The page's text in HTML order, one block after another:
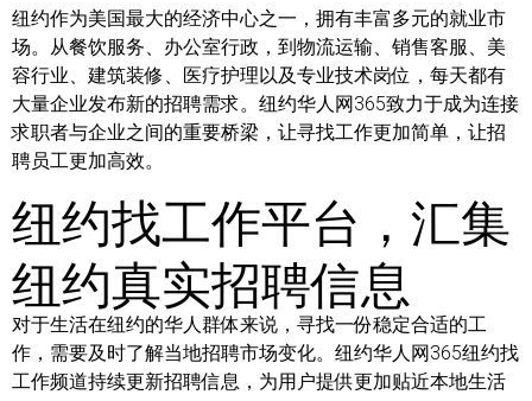
纽约作为美国最大的经济中心之一，拥有丰富多元的就业市
场。从餐饮服务、办公室行政，到物流运输、销售客服、美
容行业、建筑装修、医疗护理以及专业技术岗位，每天都有
大量企业发布新的招聘需求。纽约华人网365致力于成为连接
求职者与企业之间的重要桥梁，让寻找工作更加简单，让招
聘员工更加高效。
纽约找工作平台，汇集
纽约真实招聘信息
对于生活在纽约的华人群体来说，寻找一份稳定合适的工
作，需要及时了解当地招聘市场变化。纽约华人网365纽约找
工作频道持续更新招聘信息，为用户提供更加贴近本地生活